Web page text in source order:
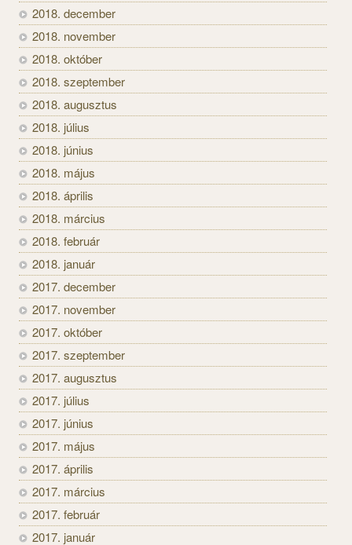
2018. december
2018. november
2018. október
2018. szeptember
2018. augusztus
2018. július
2018. június
2018. május
2018. április
2018. március
2018. február
2018. január
2017. december
2017. november
2017. október
2017. szeptember
2017. augusztus
2017. július
2017. június
2017. május
2017. április
2017. március
2017. február
2017. január